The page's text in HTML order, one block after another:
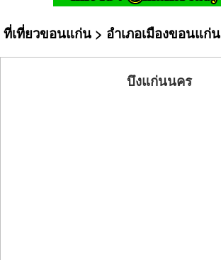
ที่เที่ยวขอนแก่น > อำเภอเมืองขอนแก่น
บึงแก่นนคร